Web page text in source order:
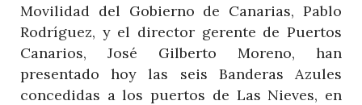
RECINTOS
QUE
GESTIONA
Movilidad del Gobierno de Canarias, Pablo
Rodríguez, y el director gerente de Puertos
Canarios, José Gilberto Moreno, han
presentado hoy las seis Banderas Azules
concedidas a los puertos de Las Nieves, en